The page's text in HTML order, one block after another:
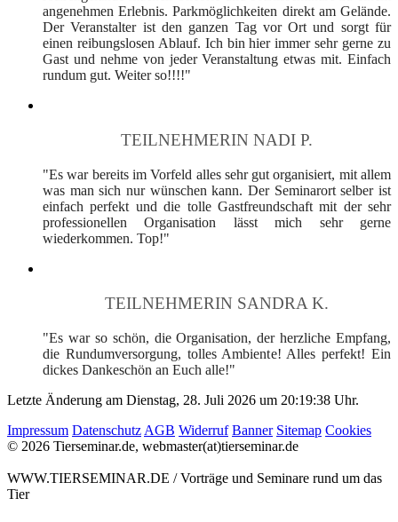
angenehmen Erlebnis. Parkmöglichkeiten direkt am Gelände.
Der Veranstalter ist den ganzen Tag vor Ort und sorgt für
einen reibungslosen Ablauf. Ich bin hier immer sehr gerne zu
Gast und nehme von jeder Veranstaltung etwas mit. Einfach
rundum gut. Weiter so!!!!"
TEILNEHMERIN NADI P.
"Es war bereits im Vorfeld alles sehr gut organisiert, mit allem
was man sich nur wünschen kann. Der Seminarort selber ist
einfach perfekt und die tolle Gastfreundschaft mit der sehr
professionellen Organisation lässt mich sehr gerne
wiederkommen. Top!"
TEILNEHMERIN SANDRA K.
"Es war so schön, die Organisation, der herzliche Empfang,
die Rundumversorgung, tolles Ambiente! Alles perfekt! Ein
dickes Dankeschön an Euch alle!"
Letzte Änderung am Dienstag, 28. Juli 2026 um 20:19:38 Uhr.
Impressum DatenschutzAGB Widerruf Banner Sitemap Cookies
© 2026 Tierseminar.de, webmaster(at)tierseminar.de
WWW.TIERSEMINAR.DE / Vorträge und Seminare rund um das
Tier